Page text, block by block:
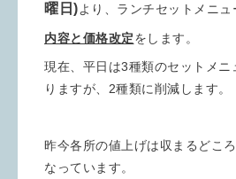
曜日)より、ランチセットメニュ
内容と価格改定をします。
現在、平日は3種類のセットメニ
りますが、2種類に削減します。
昨今各所の値上げは収まるどこ
なっています。